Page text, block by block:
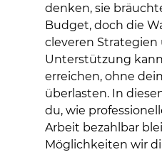
denken, sie
Budget, doch die
cleveren
Unterstützung
erreichen, ohne
überlasten. In
du, wie
Arbeit bezahlbar
Möglichkeiten wir